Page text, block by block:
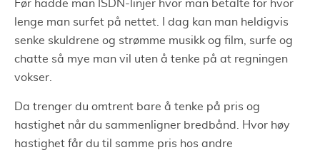
Før hadde man ISDN-linjer hvor man betalte for hvor
lenge man surfet på nettet. I dag kan man heldigvis
senke skuldrene og strømme musikk og film, surfe og
chatte så mye man vil uten å tenke på at regningen
vokser.
Da trenger du omtrent bare å tenke på pris og
hastighet når du sammenligner bredbånd. Hvor høy
hastighet får du til samme pris hos andre